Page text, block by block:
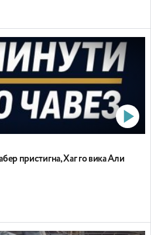
пристигна, Хаг го вика Али